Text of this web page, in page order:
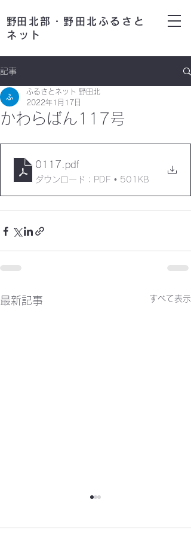
​野田北部・野田北ふるさと
ネット
記事
かわらばん117号
ふるさとネット 野田北
2022年1月17日
0117 .pdf
ダウンロード：PDF • 501KB
最新記事 すべて表示